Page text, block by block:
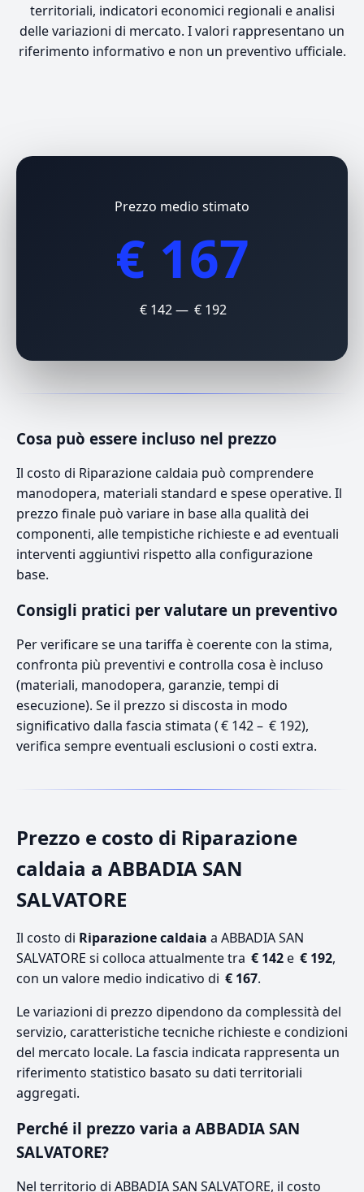
territoriali, indicatori economici regionali e analisi
delle variazioni di mercato. I valori rappresentano un
riferimento informativo e non un preventivo ufficiale.
Prezzo medio stimato
€ 167
€ 142 — € 192
Cosa può essere incluso nel prezzo
Il costo di Riparazione caldaia può comprendere
manodopera, materiali standard e spese operative. Il
prezzo finale può variare in base alla qualità dei
componenti, alle tempistiche richieste e ad eventuali
interventi aggiuntivi rispetto alla configurazione
base.
Consigli pratici per valutare un preventivo
Per verificare se una tariffa è coerente con la stima,
confronta più preventivi e controlla cosa è incluso
(materiali, manodopera, garanzie, tempi di
esecuzione). Se il prezzo si discosta in modo
significativo dalla fascia stimata ( € 142 – € 192),
verifica sempre eventuali esclusioni o costi extra.
Prezzo e costo di Riparazione
caldaia a ABBADIA SAN
SALVATORE
Il costo di Riparazione caldaia a ABBADIA SAN
SALVATORE si colloca attualmente tra € 142e € 192,
con un valore medio indicativo di € 167.
Le variazioni di prezzo dipendono da complessità del
servizio, caratteristiche tecniche richieste e condizioni
del mercato locale. La fascia indicata rappresenta un
riferimento statistico basato su dati territoriali
aggregati.
Perché il prezzo varia a ABBADIA SAN
SALVATORE?
Nel territorio di ABBADIA SAN SALVATORE, il costo